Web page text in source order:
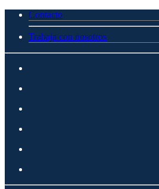
Contacto
Trabaja con nosotros